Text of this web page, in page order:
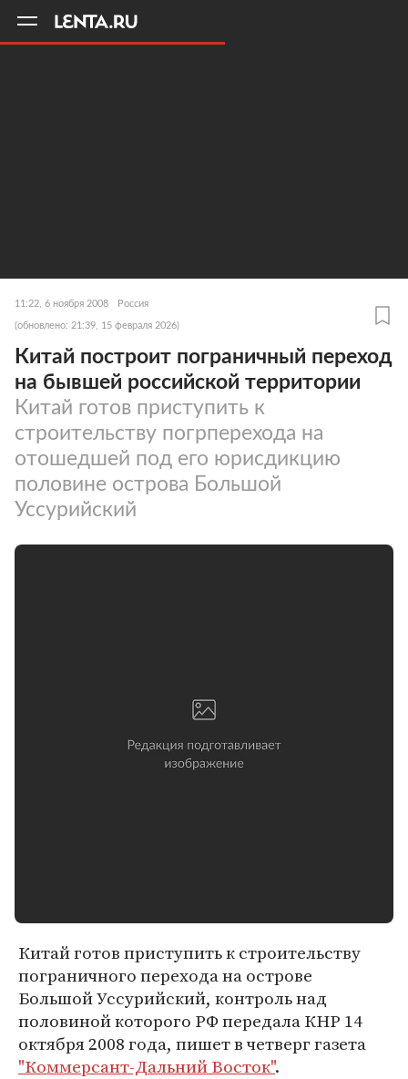
11:22, 6 ноября 2008 Россия
(обновлено: 21:39, 15 февраля 2026)
Китай построит пограничный переход
на бывшей российской территории
Китай готов приступить к
строительству погрперехода на
отошедшей под его юрисдикцию
половине острова Большой
Уссурийский
Китай готов приступить к строительству
пограничного перехода на острове
Большой Уссурийский, контроль над
половиной которого РФ передала КНР 14
октября 2008 года, пишет в четверг газета
"Коммерсант-Дальний Восток".